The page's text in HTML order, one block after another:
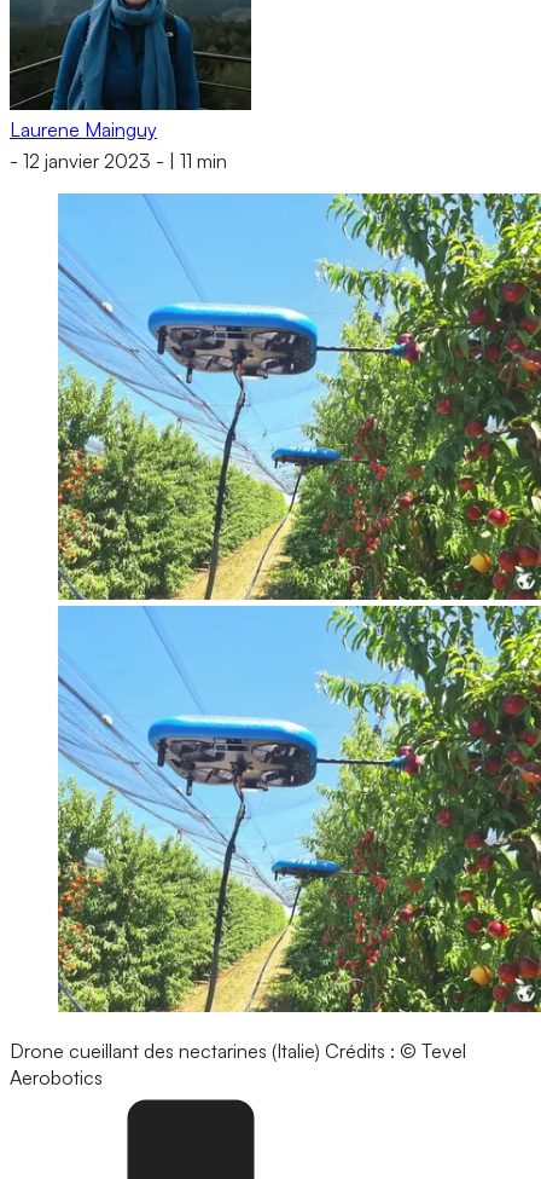
Laurene Mainguy
- 12 janvier 2023 - 11 min
Drone cueillant des nectarines (Italie) Crédits : © Tevel
Aerobotics